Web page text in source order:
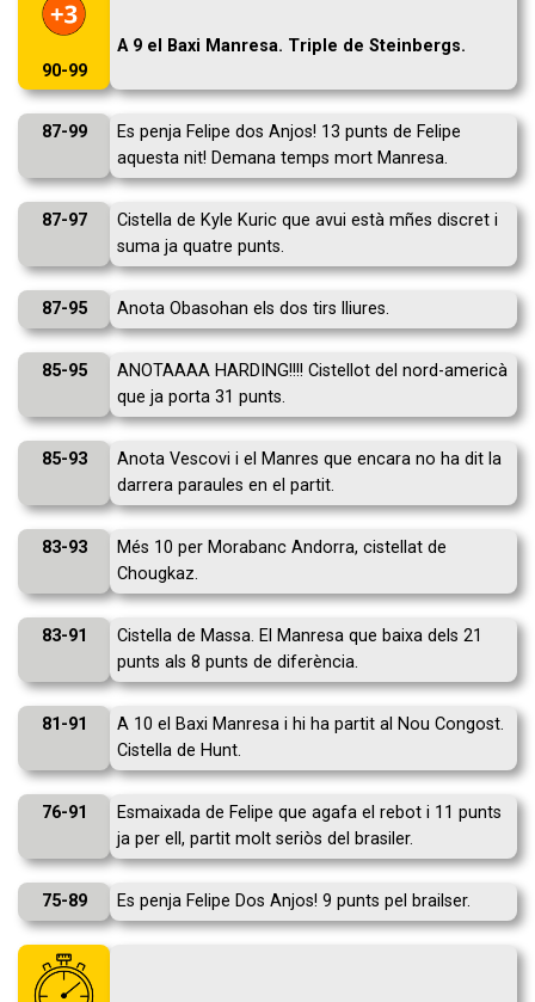
90-99
A 9 el Baxi Manresa. Triple de Steinbergs.
87-99
Es penja Felipe dos Anjos! 13 punts de Felipe
aquesta nit! Demana temps mort Manresa.
87-97
Cistella de Kyle Kuric que avui està mñes discret i
suma ja quatre punts.
87-95 Anota Obasohan els dos tirs lliures.
85-95
ANOTAAAA HARDING!!!! Cistellot del nord-americà
que ja porta 31 punts.
85-93
Anota Vescovi i el Manres que encara no ha dit la
darrera paraules en el partit.
83-93
Més 10 per Morabanc Andorra, cistellat de
Chougkaz.
83-91
Cistella de Massa. El Manresa que baixa dels 21
punts als 8 punts de diferència.
81-91
A 10 el Baxi Manresa i hi ha partit al Nou Congost.
Cistella de Hunt.
76-91
Esmaixada de Felipe que agafa el rebot i 11 punts
ja per ell, partit molt seriòs del brasiler.
75-89 Es penja Felipe Dos Anjos! 9 punts pel brailser.